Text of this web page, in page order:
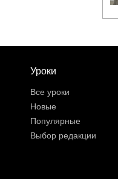
Уроки
Все уроки
Новые
Популярные
Выбор редакции